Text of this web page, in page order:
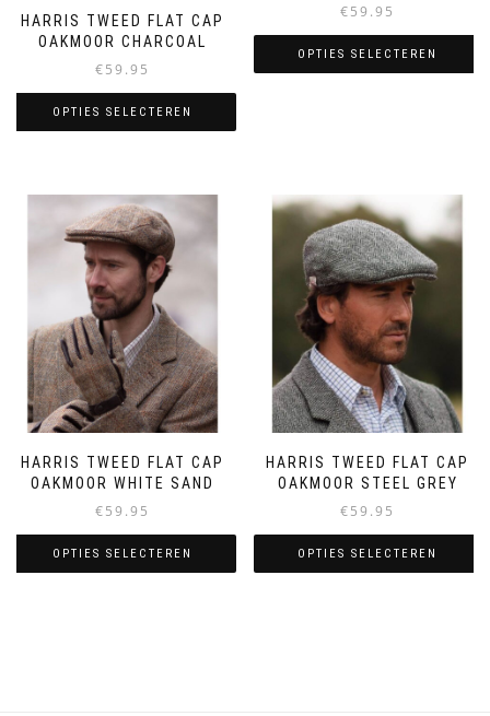
HARRIS TWEED FLAT CAP
OAKMOOR CHARCOAL
€59.95
OPTIES SELECTEREN
heeft
meerdere
variaties.
Deze
optie
kan
gekozen
worden
op
de
productpagina
€59.95
OPTIES SELECTEREN
Deze
optie
kan
gekozen
worden
de
productpagina
HARRIS TWEED FLAT CAP
OAKMOOR WHITE SAND
€59.95
OPTIES SELECTEREN
HARRIS TWEED FLAT CAP
OAKMOOR STEEL GREY
€59.95
OPTIES SELECTEREN